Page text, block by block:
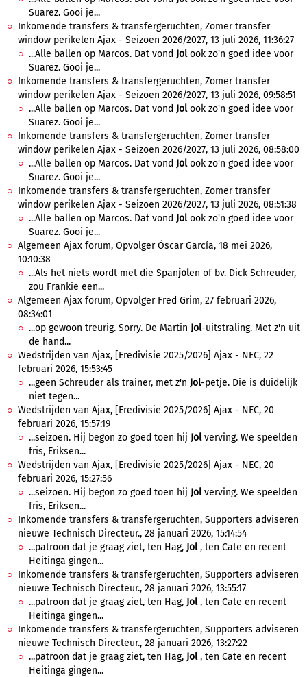
Suarez. Gooi je...
Inkomende transfers & transfergeruchten, Zomer transfer
window perikelen Ajax - Seizoen 2026/2027, 13 juli 2026, 11:36:27
...Alle ballen op Marcos. Dat vond Jolook zo'n goed idee voor
Suarez. Gooi je...
Inkomende transfers & transfergeruchten, Zomer transfer
window perikelen Ajax - Seizoen 2026/2027, 13 juli 2026, 09:58:51
...Alle ballen op Marcos. Dat vond Jolook zo'n goed idee voor
Suarez. Gooi je...
Inkomende transfers & transfergeruchten, Zomer transfer
window perikelen Ajax - Seizoen 2026/2027, 13 juli 2026, 08:58:00
...Alle ballen op Marcos. Dat vond Jolook zo'n goed idee voor
Suarez. Gooi je...
Inkomende transfers & transfergeruchten, Zomer transfer
window perikelen Ajax - Seizoen 2026/2027, 13 juli 2026, 08:51:38
...Alle ballen op Marcos. Dat vond Jolook zo'n goed idee voor
Suarez. Gooi je...
Algemeen Ajax forum, Opvolger Óscar García, 18 mei 2026,
10:10:38
...Als het niets wordt met die Spanjolen of bv. Dick Schreuder,
zou Frankie een...
Algemeen Ajax forum, Opvolger Fred Grim, 27 februari 2026,
08:34:01
...op gewoon treurig. Sorry. De Martin Jol-uitstraling. Met z'n uit
de hand...
Wedstrijden van Ajax, [Eredivisie 2025/2026] Ajax - NEC, 22
februari 2026, 15:53:45
...geen Schreuder als trainer, met z'n Jol-petje. Die is duidelijk
niet tegen...
Wedstrijden van Ajax, [Eredivisie 2025/2026] Ajax - NEC, 20
februari 2026, 15:57:19
...seizoen. Hij begon zo goed toen hij Jolverving. We speelden
fris, Eriksen...
Wedstrijden van Ajax, [Eredivisie 2025/2026] Ajax - NEC, 20
februari 2026, 15:27:56
...seizoen. Hij begon zo goed toen hij Jolverving. We speelden
fris, Eriksen...
Inkomende transfers & transfergeruchten, Supporters adviseren
nieuwe Technisch Directeur., 28 januari 2026, 15:14:54
...patroon dat je graag ziet, ten Hag, Jol, ten Cate en recent
Heitinga gingen...
Inkomende transfers & transfergeruchten, Supporters adviseren
nieuwe Technisch Directeur., 28 januari 2026, 13:55:17
...patroon dat je graag ziet, ten Hag, Jol, ten Cate en recent
Heitinga gingen...
Inkomende transfers & transfergeruchten, Supporters adviseren
nieuwe Technisch Directeur., 28 januari 2026, 13:27:22
...patroon dat je graag ziet, ten Hag, Jol, ten Cate en recent
Heitinga gingen...